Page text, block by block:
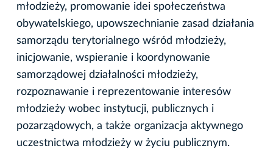
młodzieży, promowanie idei społeczeństwa
obywatelskiego, upowszechnianie zasad działania
samorządu terytorialnego wśród młodzieży,
inicjowanie, wspieranie i koordynowanie
samorządowej działalności młodzieży,
rozpoznawanie i reprezentowanie interesów
młodzieży wobec instytucji, publicznych i
pozarządowych, a także organizacja aktywnego
uczestnictwa młodzieży w życiu publicznym.